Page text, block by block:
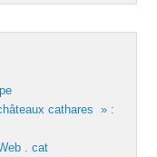
cathares » :
. cat